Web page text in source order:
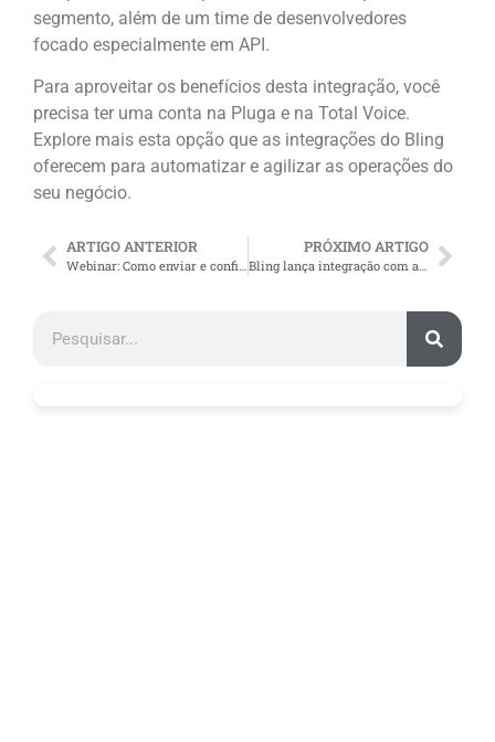
segmento, além de um time de desenvolvedores
focado especialmente em API.
Para aproveitar os benefícios desta integração, você
precisa ter uma conta na Pluga e na Total Voice.
Explore mais esta opção que as integrações do Bling
oferecem para automatizar e agilizar as operações do
seu negócio.
ARTIGO ANTERIOR
Webinar: Como enviar e configurar a API de fretes do Carrefour
PRÓXIMO ARTIGO
Bling lança integração com a Gyra+